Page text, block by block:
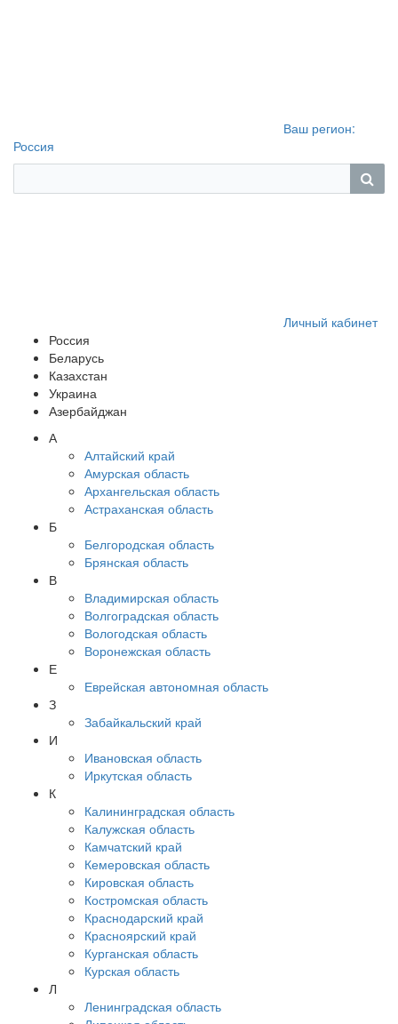
Ваш регион:
Россия
Личный кабинет
Россия
Беларусь
Казахстан
Украина
Азербайджан
А
Алтайский край
Амурская область
Архангельская область
Астраханская область
Б
Белгородская область
Брянская область
В
Владимирская область
Волгоградская область
Вологодская область
Воронежская область
Е
Еврейская автономная область
З
Забайкальский край
И
Ивановская область
Иркутская область
К
Калининградская область
Калужская область
Камчатский край
Кемеровская область
Кировская область
Костромская область
Краснодарский край
Красноярский край
Курганская область
Курская область
Л
Ленинградская область